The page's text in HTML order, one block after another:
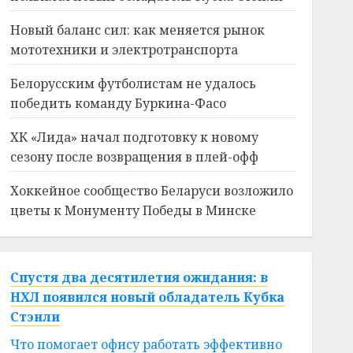
Новый баланс сил: как меняется рынок
мототехники и электротранспорта
Белорусским футболистам не удалось
победить команду Буркина-Фасо
ХК «Лида» начал подготовку к новому
сезону после возвращения в плей-офф
Хоккейное сообщество Беларуси возложило
цветы к Монументу Победы в Минске
Спустя два десятилетия ожидания: в
НХЛ появился новый обладатель Кубка
Стэнли
Что помогает офису работать эффективно